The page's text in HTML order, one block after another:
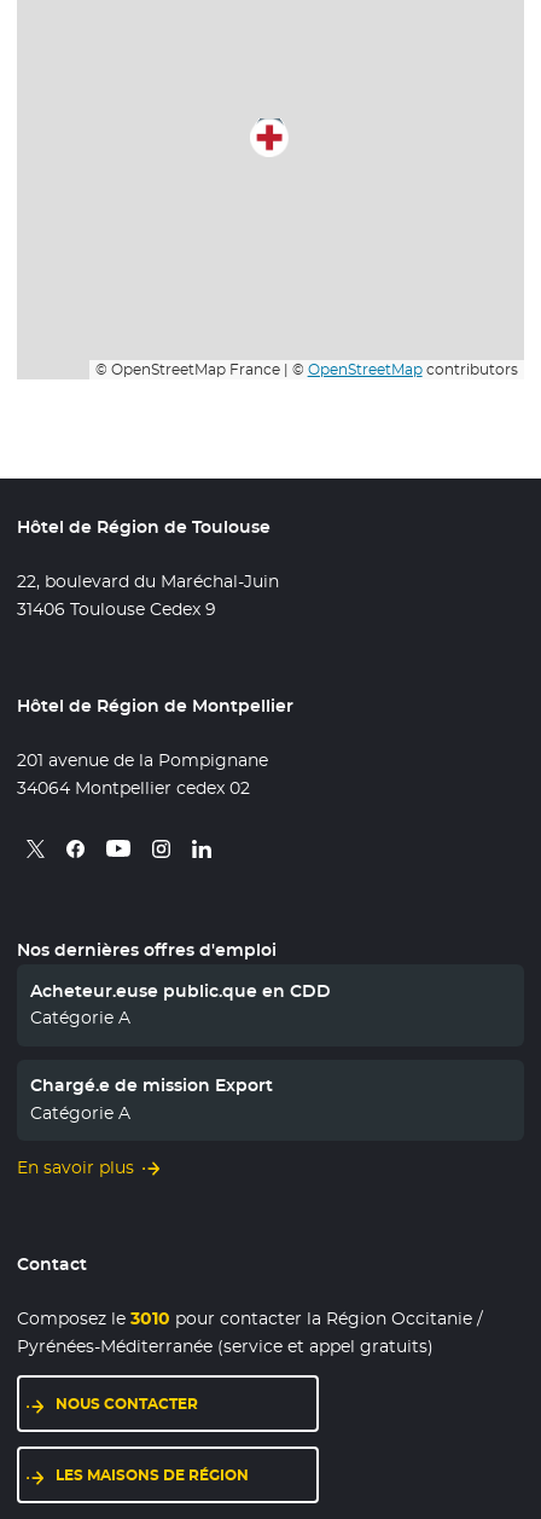
© OpenStreetMap France | © OpenStreetMapcontributors
Hôtel de Région de Toulouse
22, boulevard du Maréchal-Juin
31406 Toulouse Cedex 9
Hôtel de Région de Montpellier
201 avenue de la Pompignane
34064 Montpellier cedex 02
Retrouvez nous sur X
- Nouvelle fenêtre
Retrouvez nous sur Facebook
- Nouvelle fenêtre
Retrouvez nous sur Youtube
- Nouvelle fenêtre
Retrouvez nous sur Instagram
- Nouvelle fenêtre
Retrouvez nous sur Linkedin
- Nouvelle fenêtre
Nos dernières offres d'emploi
Acheteur.euse public.que en CDD
Catégorie A
Chargé.e de mission Export
Catégorie A
En savoir plus
Contact
Composez le3010 pour contacter la Région Occitanie /
Pyrénées-Méditerranée (service et appel gratuits)
NOUS CONTACTER
LES MAISONS DE RÉGION